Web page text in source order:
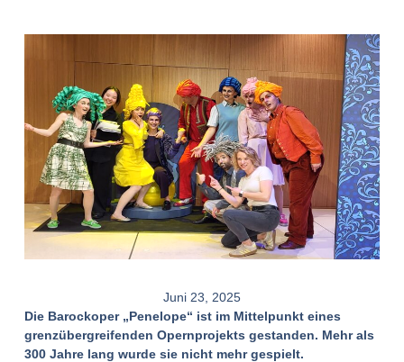
Juni 23, 2025
Die Barockoper „Penelope“ ist im Mittelpunkt eines
grenzübergreifenden Opernprojekts gestanden. Mehr als
300 Jahre lang wurde sie nicht mehr gespielt.